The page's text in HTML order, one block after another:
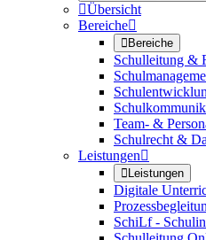
Übersicht
Bereiche
Bereiche
Schulleitung &
Team- &
Schulrecht &
Leistungen
Leistungen
Digitale
SchiLf -